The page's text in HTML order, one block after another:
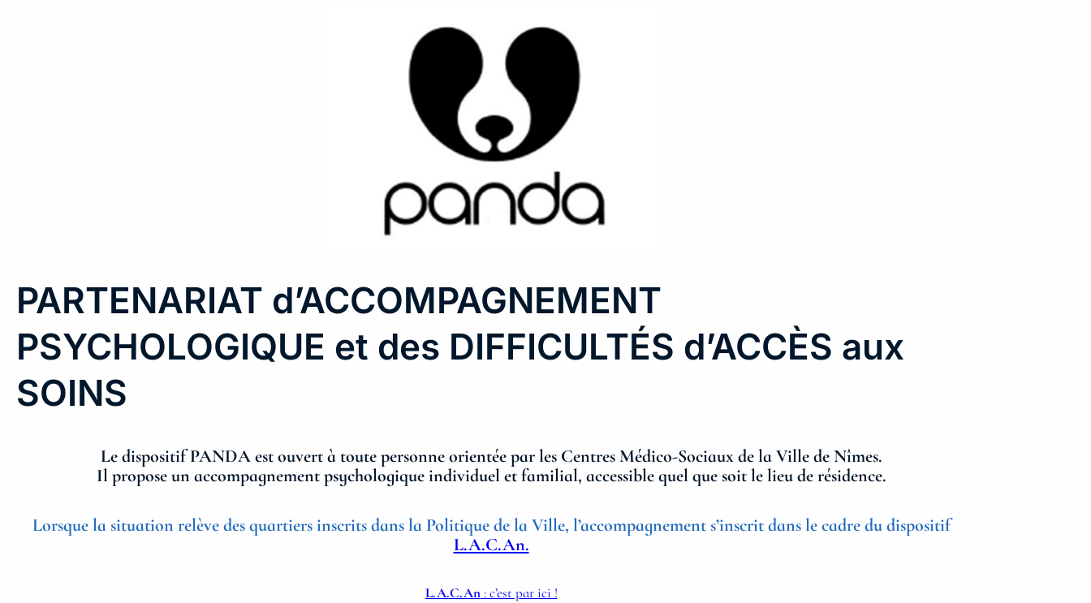
PARTENARIAT d’ACCOMPAGNEMENT
PSYCHOLOGIQUE et des DIFFICULTÉS d’ACCÈS aux
SOINS
Le dispositif PANDAest ouvert à toute personne orientée par les Centres Médico-Sociaux de la Ville de Nîmes.
Il propose un accompagnement psychologique individuel et familial, accessible quel que soit le lieu de résidence.
Lorsque la situation relève des quartiers inscrits dans la Politique de la Ville, l’accompagnement s’inscrit dans le cadre du dispositif
L.A.C.An.
L.A.C.An: c’est par ici !